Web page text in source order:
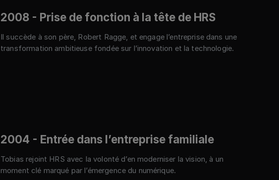
2008 - Prise de fonction à la tête de HRS
Il succède à son père, Robert Ragge, et engage l’entreprise dans une
transformation ambitieuse fondée sur l’innovation et la technologie.
2004 - Entrée dans l’entreprise familiale
Tobias rejoint HRS avec la volonté d’en moderniser la vision, à un
moment clé marqué par l’émergence du numérique.